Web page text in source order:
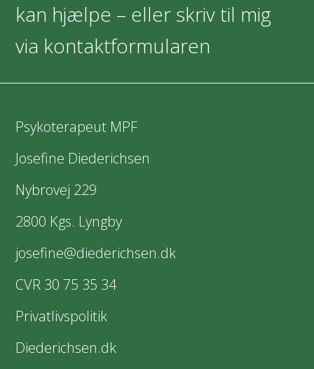
kan hjælpe – eller skriv til mig
via kontaktformularen
Psykoterapeut MPF
Josefine Diederichsen
Nybrovej 229
2800 Kgs. Lyngby
josefine@diederichsen.dk
CVR 30 75 35 34
Privatlivspolitik
Diederichsen.dk